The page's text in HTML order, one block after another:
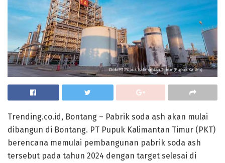
Trending.co.id, Bontang – Pabrik soda ash akan mulai
dibangun di Bontang. PT Pupuk Kalimantan Timur (PKT)
berencana memulai pembangunan pabrik soda ash
tersebut pada tahun 2024 dengan target selesai di